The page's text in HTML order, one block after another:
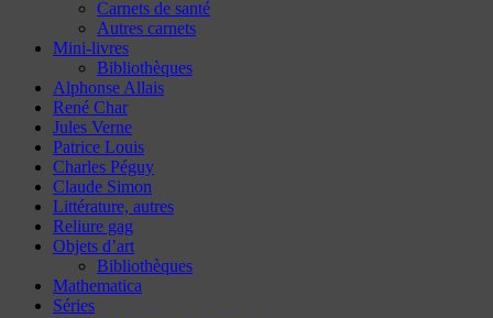
Carnets de santé
Autres carnets
Mini-livres
Bibliothèques
Alphonse Allais
René Char
Jules Verne
Patrice Louis
Charles Péguy
Claude Simon
Littérature, autres
Reliure gag
Objets d’art
Bibliothèques
Mathematica
Séries